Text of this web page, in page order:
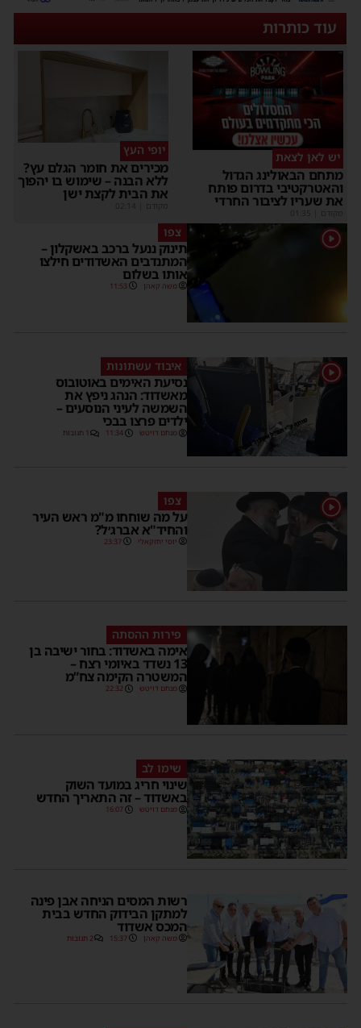
עוד כותרות
יש לאן לצאת
מתחם הבאולינג הגדול
והאטרקטיבי בדרום פותח
את שעריו לציבור החרדי
יופי העץ
מכירים את חומר הגלם עץ?
ללא הבנה – שימוש בו יהפוך
את הבית לקצת ישן
צפו
תינוק ננעל ברכב באשקלון –
המתנדבים האשדודים חילצו
אותו בשלום
משה קאהן 11:53
איבוד עשתונות
נסיעת האימים באוטובוס
מאשדוד: הנהג ניפץ את
השמשה לעיני הנוסעים –
ילדים פרצו בבכי
מנחם דויטש 11:34 1 תגובות
על מה שוחחו מ"מ ראש העיר
והחיד"א אברג׳ל?
יוסי יחזקאלי 23:37
פירות ההסתה
אימה באשדוד: בחור ישיבה בן
13 נשדד באיומי רצח –
המשטרה הקימה צח”מ
מנחם דויטש 22:32
שימו לב
שינוי חריג במועד השוק
באשדוד – זה התאריך החדש
מנחם דויטש 16:07
רשות המסים הניחה אבן פינה
למתקן הבידוק החדש בבית
המכס אשדוד
משה קאהן 15:37 2 תגובות